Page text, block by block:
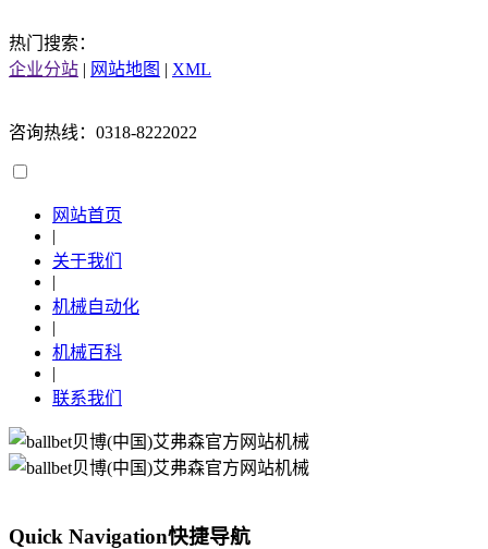
热门搜索：
企业分站 | 网站地图 | XML
咨询热线：0318-8222022
网站首页
|
关于我们
|
机械自动化
|
机械百科
|
联系我们
Quick Navigation快捷导航